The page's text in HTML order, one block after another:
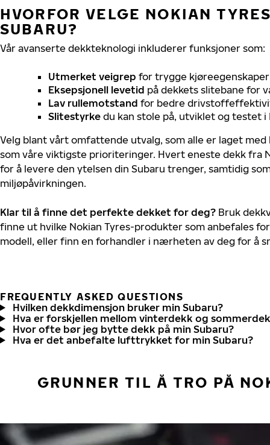
HVORFOR VELGE NOKIAN
SUBARU?
Vår avanserte dekkteknologi inkluderer funksjoner som:
Utmerket veigrep for trygge
Eksepsjonell levetid på dekkets slitebane for
Lav rullemotstand for bedre
Slitestyrke du kan stole på, utviklet og testet i
Velg blant vårt omfattende utvalg, som alle er laget
som våre viktigste prioriteringer. Hvert eneste dekk fra
for å levere den ytelsen din Subaru trenger, samtidig
miljøpåvirkningen.
Klar til å finne det perfekte dekket for deg? Bruk
finne ut hvilke Nokian Tyres-produkter som anbefales
modell, eller finn en forhandler i nærheten av deg for å
FREQUENTLY ASKED QUESTIONS
Hvilken dekkdimensjon bruker min Subaru?
Hva er forskjellen mellom vinterdekk og
Hvor ofte bør jeg bytte dekk på min Subaru?
Hva er det anbefalte lufttrykket for min Subaru?
GRUNNER TIL Å TRO PÅ